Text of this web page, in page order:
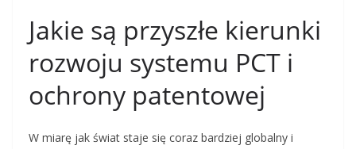
Jakie są przyszłe kierunki
rozwoju systemu PCT i
ochrony patentowej
W miarę jak świat staje się coraz bardziej globalny i